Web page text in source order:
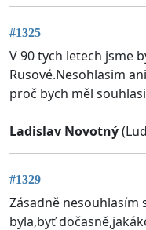
#1325
V 90 tych letech jsme
Rusové.Nesohlasim
proč bych měl
Ladislav Novotný
#1329
Zásadně nesouhlasím
byla,byť